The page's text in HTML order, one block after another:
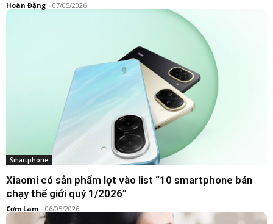
Hoàn Đặng - 07/05/2026
Smartphone
Xiaomi có sản phẩm lọt vào list “10 smartphone bán
chạy thế giới quý 1/2026”
Cơm Lam - 06/05/2026